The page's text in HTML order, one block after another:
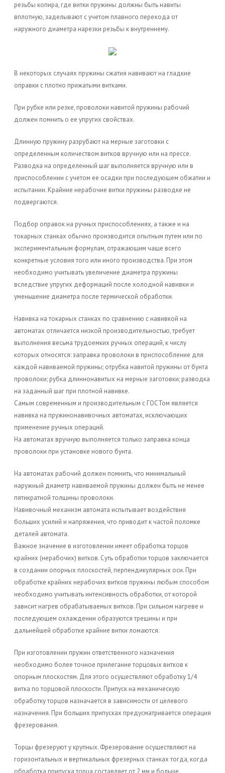
резьбы копира, где витки пружины должны быть навиты
вплотную, заделывают с учетом плавного перехода от
наружного диаметра нарезки резьбы к внутреннему.
В некоторых случаях пружины сжатия навивают на гладкие
оправки с плотно прижатыми витками.
При рубке или резке, проволоки навитой пружины рабочий
должен помнить о ее упругих свойствах.
Длинную пружину разрубают на мерные заготовки с
определенным количеством витков вручную или на прессе.
Разводка на определенный шаг выполняется вручную или в
приспособлении с учетом ее осадки при последующем обжатии и
испытании. Крайние нерабочие витки пружины разводке не
подвергаются.
Подбор оправок на ручных приспособлениях, а также и на
токарных станках обычно производится опытным путем или по
экспериментальным формулам, отражающим чаще всего
конкретные условия того или иного производства. При этом
необходимо учитывать увеличение диаметра пружины
вследствие упругих деформаций после холодной навивки и
уменьшение диаметра после термической обработки.
Навивка на токарных станках по сравнению с навивкой на
автоматах отличается низкой производительностью, требует
выполнения весьма трудоемких ручных операций, к числу
которых относятся: заправка проволоки в приспособление для
каждой навиваемой пружины; отрубка навитой пружины от бунта
проволоки; рубка длиннонавитых на мерные заготовки; разводка
на заданный шаг при плотной навивке.
Самым современным и производительным с ГОСТом является
навивка на пружинонавивочных автоматах, исключающих
применение ручных операций.
На автоматах вручную выполняется только заправка конца
проволоки при установке нового бунта.
На автоматах рабочий должен помнить, что минимальный
наружный диаметр навиваемой пружины должен быть не менее
пятикратной толщины проволоки.
Навивочный механизм автомата испытывает воздействия
больших усилий и напряжения, что приводит к частой поломке
деталей автомата.
Важное значение в изготовлении имеет обработка торцов
крайних (нерабочих) витков. Суть обработки торцов заключается
в создании опорных плоскостей, перпендикулярных оси. При
обработке крайних нерабочих витков пружины любым способом
необходимо учитывать интенсивность обработки, от которой
зависит нагрев обрабатываемых витков. При сильном нагреве и
последующем охлаждении образуются трещины и при
дальнейшей обработке крайние витки ломаются.
При изготовлении пружин ответственного назначения
необходимо более точное прилегание торцовых витков к
опорным плоскостям. Для этого осуществляют обработку 1/4
витка по торцовой плоскости. Припуск на механическую
обработку торцов назначается в зависимости от целевого
назначения. При больших припусках предусматривается операция
фрезерования.
Торцы фрезеруют у крупных. Фрезерование осуществляют на
горизонтальных и вертикальных фрезерных станках тогда, когда
обработка припуска торца составляет от 2 мм и больше.